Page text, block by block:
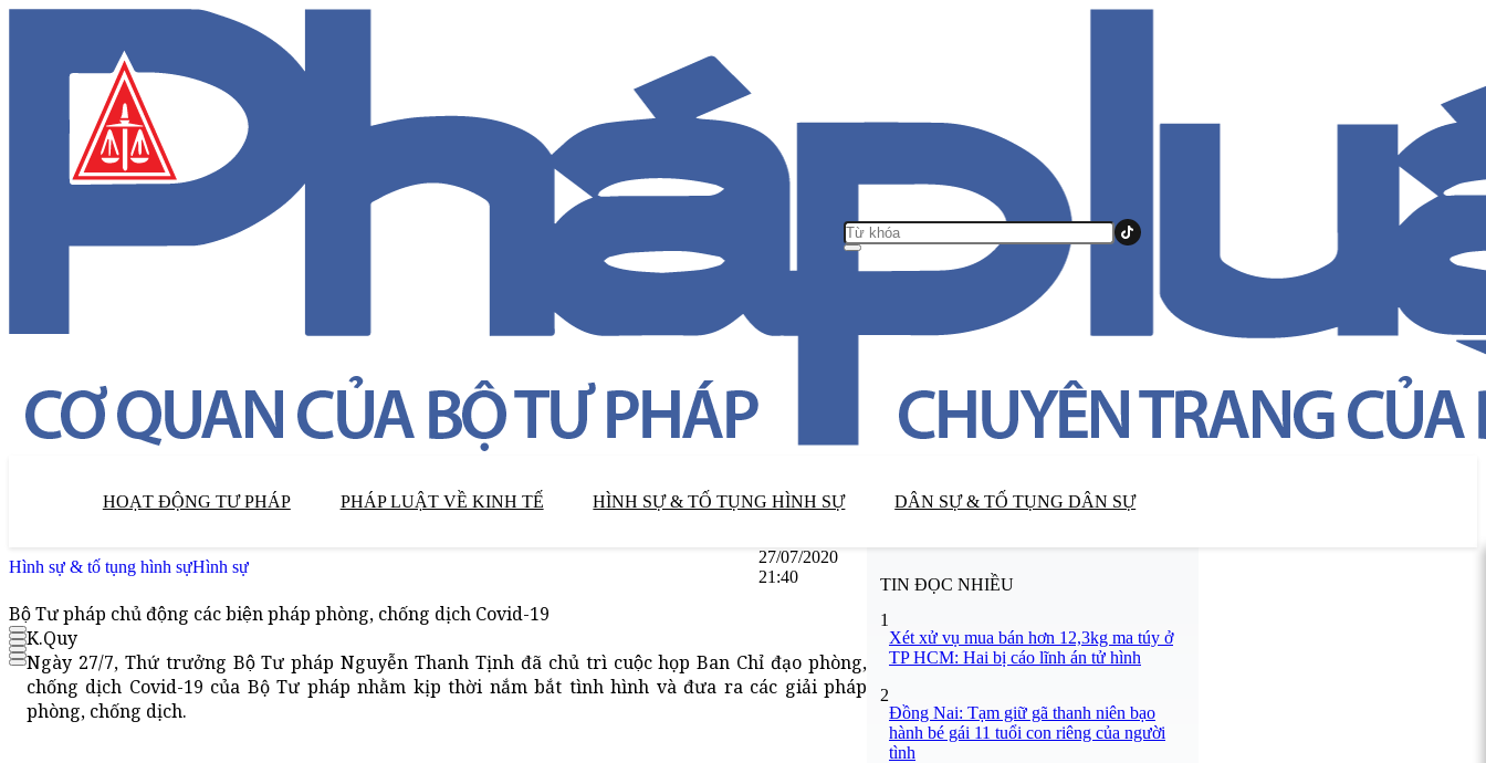
HOẠT ĐỘNG TƯ PHÁP PHÁP LUẬT VỀ KINH TẾ HÌNH SỰ & TỐ TỤNG HÌNH SỰ DÂN SỰ & TỐ TỤNG DÂN SỰ
Hình sự & tố tụng hình sựHình sự
27/07/2020
21:40
Bộ Tư pháp chủ động các biện pháp phòng, chống dịch Covid-19
K.Quy
Ngày 27/7, Thứ trưởng Bộ Tư pháp Nguyễn Thanh Tịnh đã chủ trì cuộc họp Ban Chỉ đạo phòng,
chống dịch Covid-19 của Bộ Tư pháp nhằm kịp thời nắm bắt tình hình và đưa ra các giải pháp
phòng, chống dịch.
TIN ĐỌC NHIỀU
1
Xét xử vụ mua bán hơn 12,3kg ma túy ở
TP HCM: Hai bị cáo lĩnh án tử hình
2
Đồng Nai: Tạm giữ gã thanh niên bạo
hành bé gái 11 tuổi con riêng của người
tình